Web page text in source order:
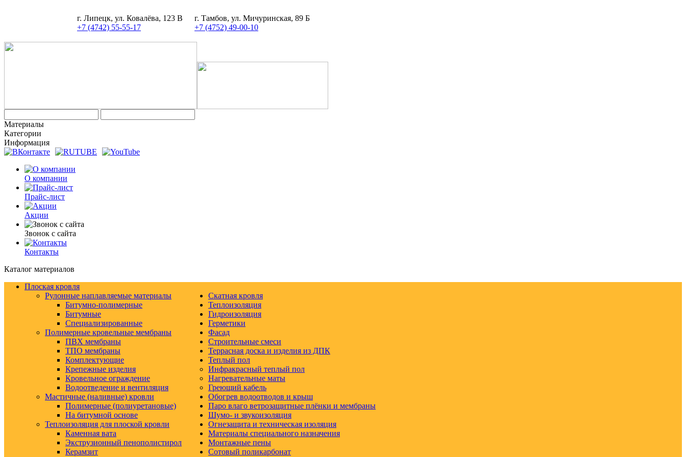
г. Липецк, ул. Ковалёва, 123 В
+7 (4742) 55-55-17
г. Тамбов, ул. Мичуринская, 89 Б
+7 (4752) 49-00-10
Материалы
Категории
Информация
О компании
Прайс-лист
Акции
Звонок с сайта
Контакты
Каталог материалов
Плоская кровля
Рулонные наплавляемые материалы
Битумно-полимерные
Битумные
Специализированные
Полимерные кровельные мембраны
ПВХ мембраны
ТПО мембраны
Комплектующие
Крепежные изделия
Кровельное ограждение
Водоотведение и вентиляция
Мастичные (наливные) кровли
Полимерные (полиуретановые)
На битумной основе
Теплоизоляция для плоской кровли
Каменная вата
Экструзионный пенополистирол
Керамзит
Скатная кровля
Теплоизоляция
Гидроизоляция
Герметики
Фасад
Строительные смеси
Террасная доска и изделия из ДПК
Теплый пол
Инфракрасный теплый пол
Нагревательные маты
Греющий кабель
Обогрев водоотводов и крыш
Паро влаго ветрозащитные плёнки и мембраны
Шумо- и звукоизоляция
Огнезащита и техническая изоляция
Материалы специального назначения
Монтажные пены
Сотовый поликарбонат